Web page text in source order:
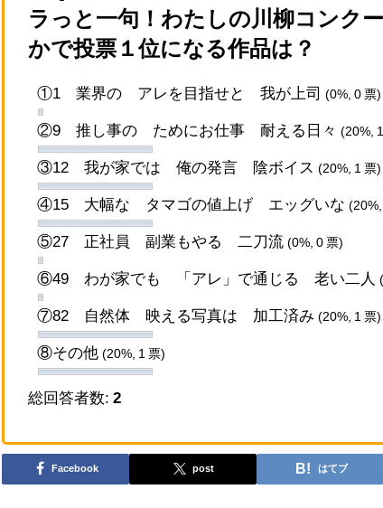
ラっと一句！わたしの川柳コンク
かで投票１位になる作品は？
①1 業界の アレを目指せと 我が上司 (0%, 0 票)
②9 推し事の ためにお仕事 耐える日々 (20%,
③12 我が家では 俺の発言 陰ボイス (20%, 1 票)
④15 大幅な タマゴの値上げ エッグいな
⑤27 正社員 副業もやる 二刀流 (0%, 0 票)
⑥49 わが家でも 「アレ」で通じる 老い二人
⑦82 自然体 映える写真は 加工済み (20%, 1 票)
⑧その他 (20%, 1 票)
総回答者数: 2
Facebook post はてブ